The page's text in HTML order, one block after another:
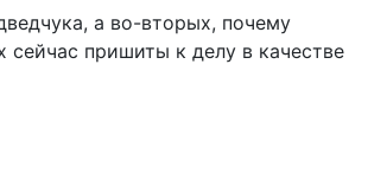
а во-вторых, почему
сейчас пришиты к делу в качестве